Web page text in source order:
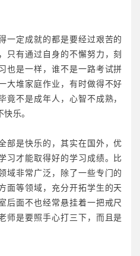
一定成就的都是要经过艰苦的
只有通过自身的不懈努力，刻
也是一样，谁不是一路考试拼
大堆家庭作业，有时做得不好
竟不是成年人，心智不成熟，
乐。
部是快乐的，其实在国外，优
习才能取得好的学习成绩。比
域非常广泛，除了一些专门的
面等领域，充分开拓学生的天
后面不也经常悬挂着一把戒尺
师是要照手心打三下，而且是